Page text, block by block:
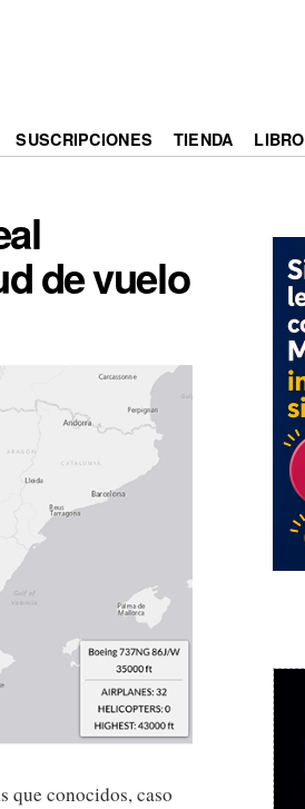
SUSCRIPCIONES TIENDA LIBRO
de vuelo
que conocidos, caso